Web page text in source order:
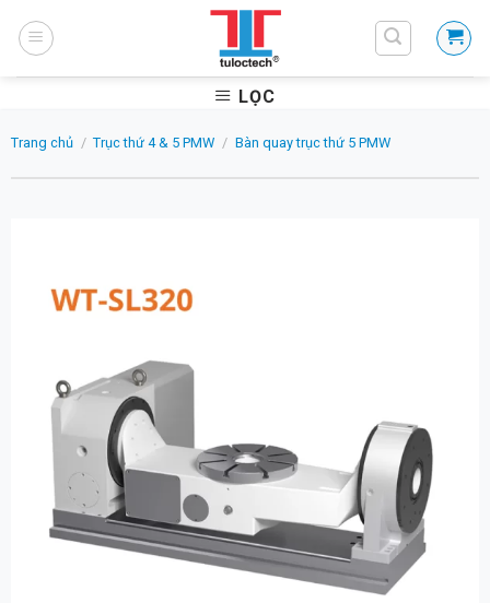
LỌC
Trang chủ / Trục thứ 4 & 5 PMW / Bàn quay trục thứ 5 PMW